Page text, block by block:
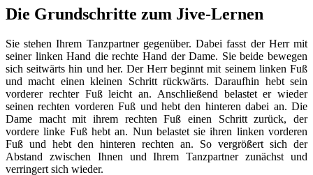
Die Grundschritte zum Jive-Lernen
Sie stehen Ihrem Tanzpartner gegenüber. Dabei fasst der Herr mit
seiner linken Hand die rechte Hand der Dame. Sie beide bewegen
sich seitwärts hin und her. Der Herr beginnt mit seinem linken Fuß
und macht einen kleinen Schritt rückwärts. Daraufhin hebt sein
vorderer rechter Fuß leicht an. Anschließend belastet er wieder
seinen rechten vorderen Fuß und hebt den hinteren dabei an. Die
Dame macht mit ihrem rechten Fuß einen Schritt zurück, der
vordere linke Fuß hebt an. Nun belastet sie ihren linken vorderen
Fuß und hebt den hinteren rechten an. So vergrößert sich der
Abstand zwischen Ihnen und Ihrem Tanzpartner zunächst und
verringert sich wieder.